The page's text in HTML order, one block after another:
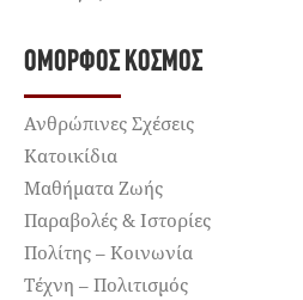
ΌΜΟΡΦΟΣ ΚΌΣΜΟΣ
Ανθρώπινες Σχέσεις
Κατοικίδια
Μαθήματα Ζωής
Παραβολές & Ιστορίες
Πολίτης – Κοινωνία
Τέχνη – Πολιτισμός